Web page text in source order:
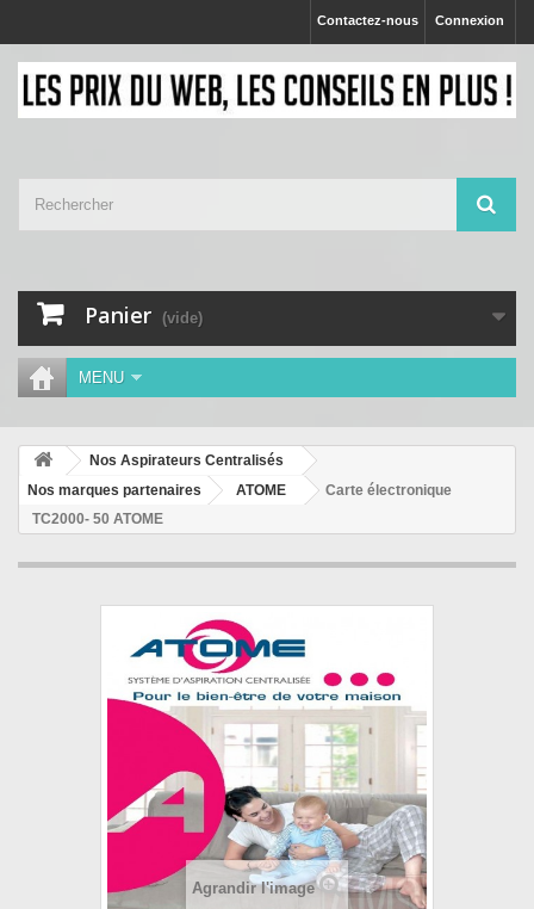
Connexion
Contactez-nous
Panier (vide)
MENU
Nos Aspirateurs Centralisés
Nos marques partenaires
ATOME
Carte électronique
TC2000- 50 ATOME
Agrandir l'image